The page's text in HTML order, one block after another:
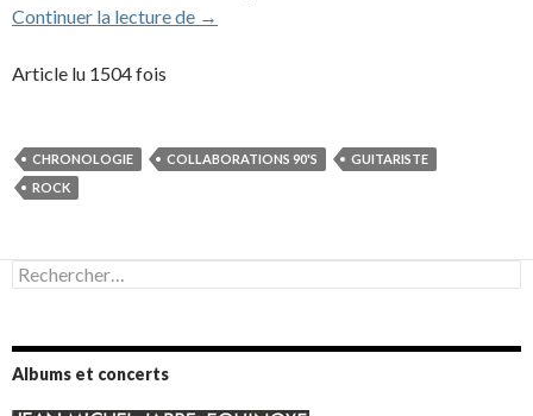
Continuer la lecture de
Patrick Rondat (1993-2005)
→
Article lu 1504 fois
CHRONOLOGIE COLLABORATIONS 90'S
GUITARISTE
ROCK
Rechercher :
Albums et concerts